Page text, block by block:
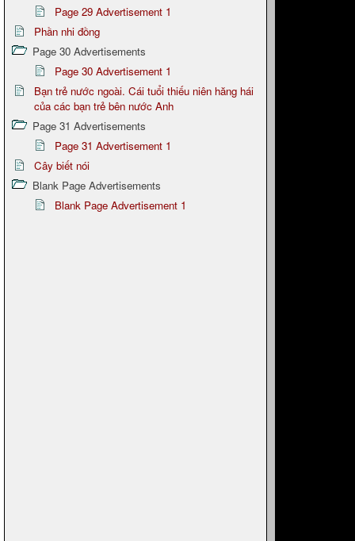
Page 29 Advertisement 1
Phần nhi đồng
Page 30 Advertisements
Page 30 Advertisement 1
Bạn trẻ nước ngoài. Cái tuổi thiếu niên hăng hái
của các bạn trẻ bên nước Anh
Page 31 Advertisements
Page 31 Advertisement 1
Cây biết nói
Blank Page Advertisements
Blank Page Advertisement 1